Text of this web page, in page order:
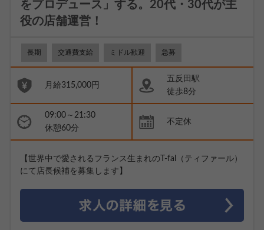
をプロデュース」する。20代・30代が主
役の店舗運営！
長期 交通費支給 ミドル歓迎 急募
月給315,000円
五反田駅
徒歩8分
09:00～21:30
休憩60分
不定休
【世界中で愛されるフランス生まれのT-fal（ティファール）
にて店長候補を募集します】